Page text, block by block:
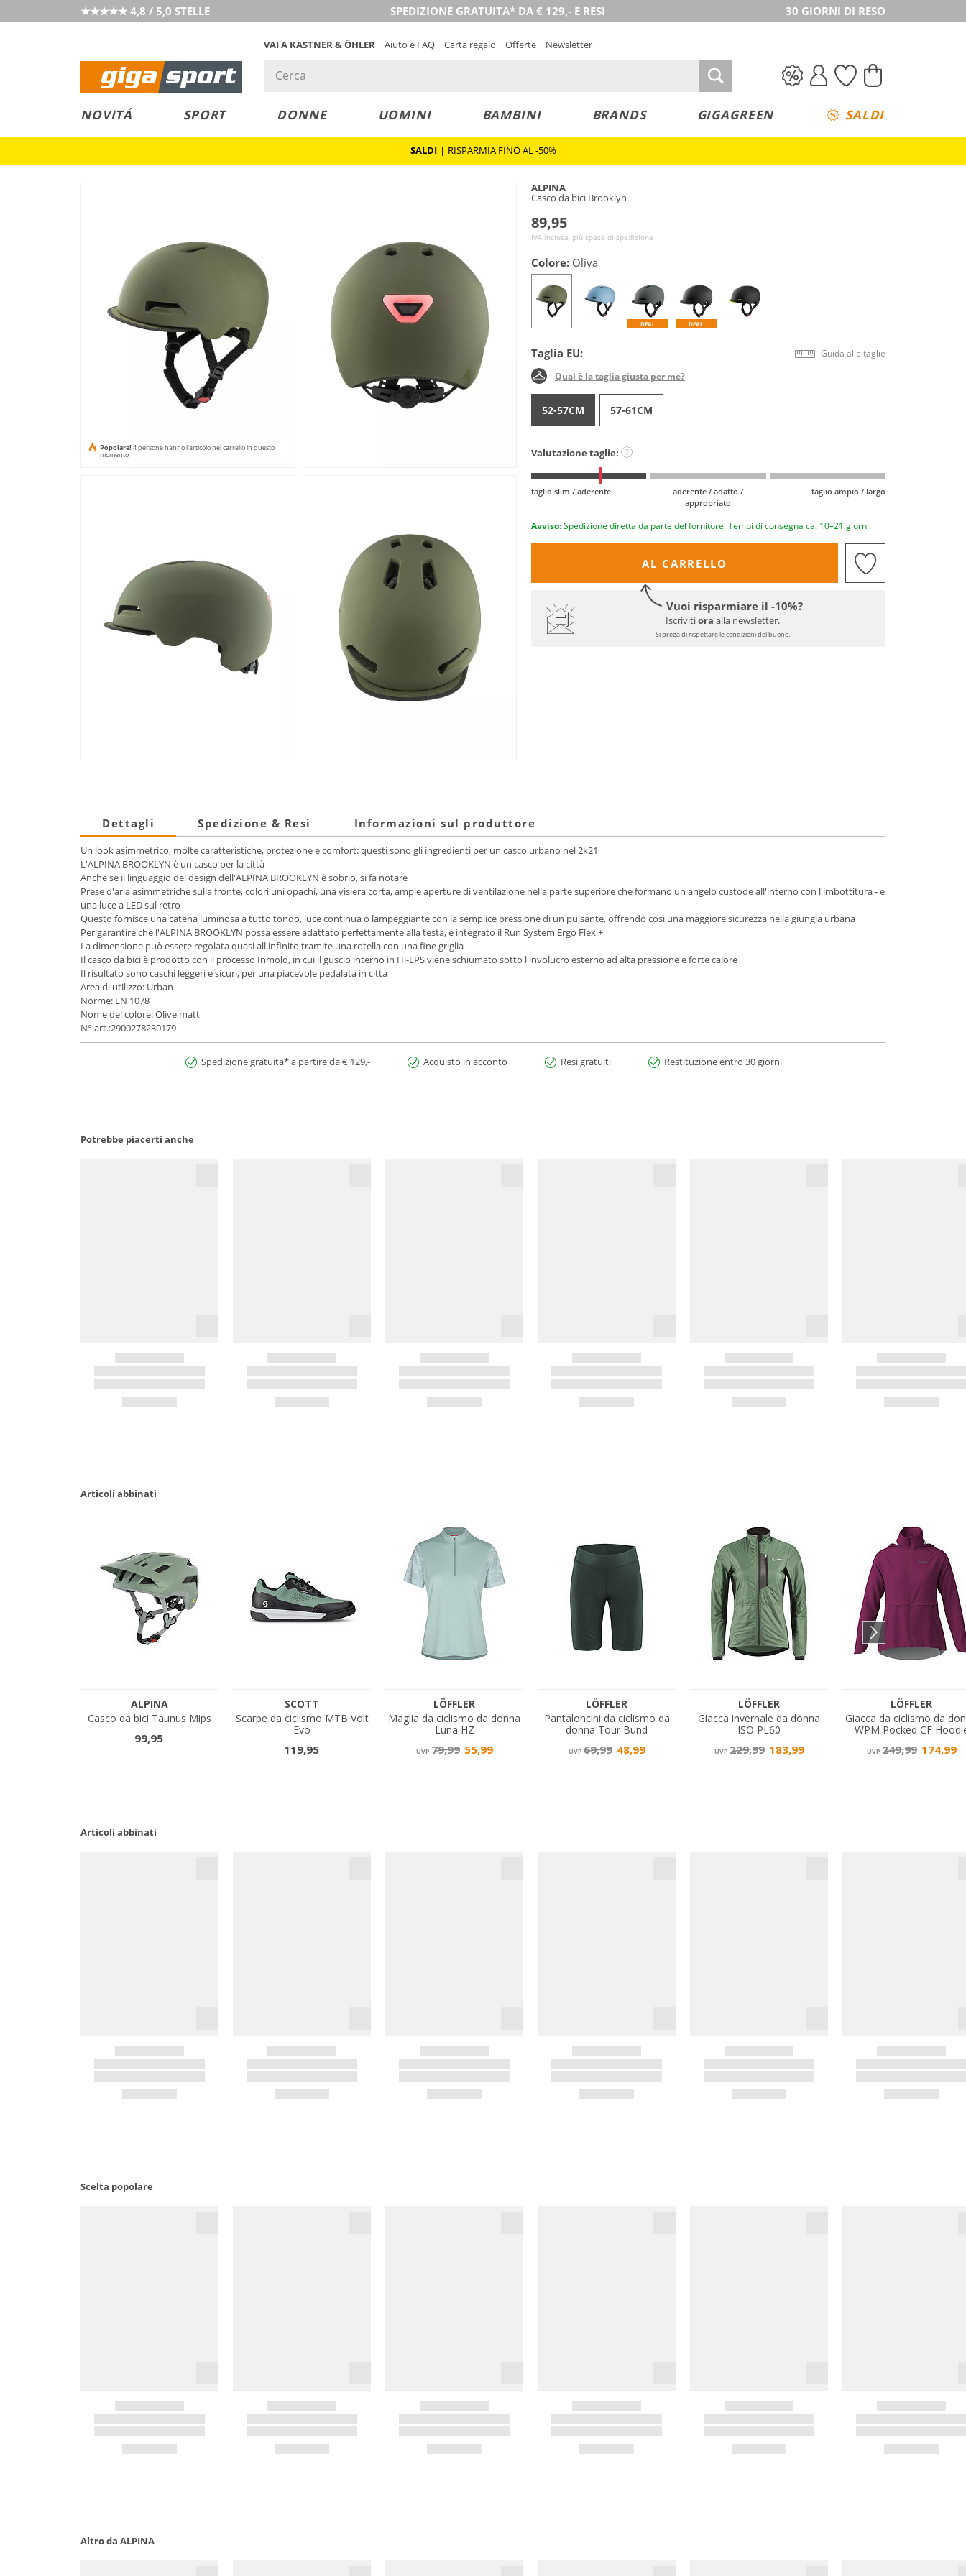
★★★★★ 4,8 / 5,0 STELLE SPEDIZIONE GRATUITA* DA € 129,- E RESI 30 GIORNI DI RESO
VAI A KASTNER & ÖHLER Aiuto e FAQ Carta regalo Offerte Newsletter
NOVITÁ SPORT DONNE UOMINI BAMBINI BRANDS GIGAGREEN SALDI
SALDI | RISPARMIA FINO AL -50%
Popolare! 4 persone hanno l'articolo nel carrello in questo
momento
ALPINA
Casco da bici Brooklyn
89,95
IVA inclusa, più spese di spedizione
Colore: Oliva
DEAL DEAL
Taglia EU: Guida alle taglie
Qual è la taglia giusta per me?
52-57CM 57-61CM
Valutazione taglie: ?
taglio slim / aderente
aderente / adatto /
appropriato
taglio ampio / largo
Avviso: Spedizione diretta da parte del fornitore. Tempi di consegna ca. 10–21 giorni.
AL CARRELLO
Vuoi risparmiare il -10%?
Iscrivitiora alla newsletter.
Si prega di rispettare le condizioni del buono.
Dettagli Spedizione & Resi Informazioni sul produttore
Un look asimmetrico, molte caratteristiche, protezione e comfort: questi sono gli ingredienti per un casco urbano nel 2k21
L'ALPINA BROOKLYN è un casco per la città
Anche se il linguaggio del design dell'ALPINA BROOKLYN è sobrio, si fa notare
Prese d'aria asimmetriche sulla fronte, colori uni opachi, una visiera corta, ampie aperture di ventilazione nella parte superiore che formano un angelo custode all'interno con l'imbottitura - e
una luce a LED sul retro
Questo fornisce una catena luminosa a tutto tondo, luce continua o lampeggiante con la semplice pressione di un pulsante, offrendo così una maggiore sicurezza nella giungla urbana
Per garantire che l'ALPINA BROOKLYN possa essere adattato perfettamente alla testa, è integrato il Run System Ergo Flex +
La dimensione può essere regolata quasi all'infinito tramite una rotella con una fine griglia
Il casco da bici è prodotto con il processo Inmold, in cui il guscio interno in Hi-EPS viene schiumato sotto l'involucro esterno ad alta pressione e forte calore
Il risultato sono caschi leggeri e sicuri, per una piacevole pedalata in città
Area di utilizzo: Urban
Norme: EN 1078
Nome del colore: Olive matt
N° art.:2900278230179
Spedizione gratuita* a partire da € 129,- Acquisto in acconto Resi gratuiti Restituzione entro 30 giorni
Potrebbe piacerti anche
Articoli abbinati
Articoli abbinati
Scelta popolare
Altro da ALPINA